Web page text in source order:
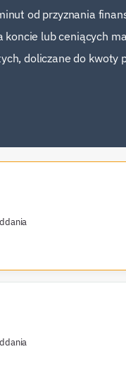
od przyznania
lub ceniących
doliczane do kwoty